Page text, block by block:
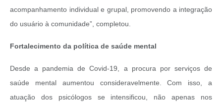
acompanhamento individual e grupal, promovendo a integração
do usuário à comunidade”, completou.
Fortalecimento da política de saúde mental
Desde a pandemia de Covid-19, a procura por serviços de
saúde mental aumentou consideravelmente. Com isso, a
atuação dos psicólogos se intensificou, não apenas nos